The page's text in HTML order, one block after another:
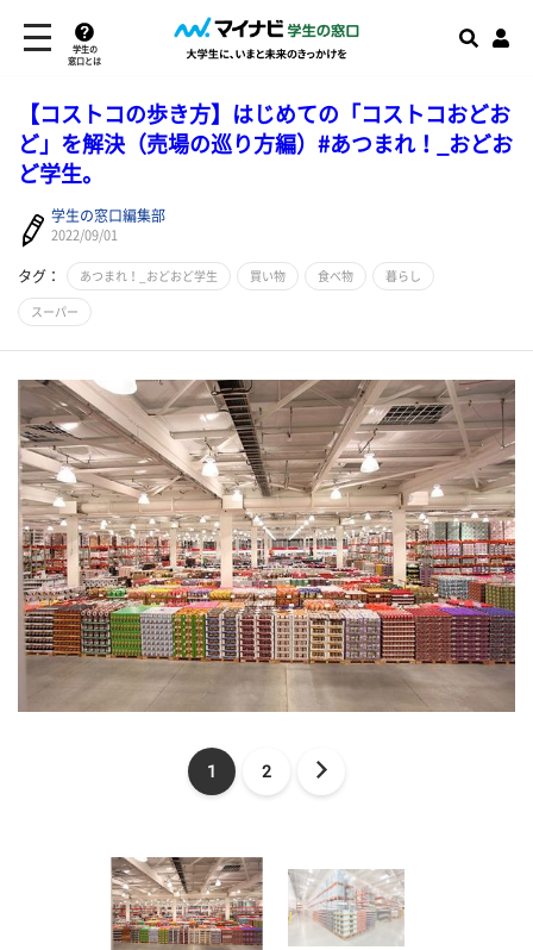
学生の
窓口とは
【コストコの歩き方】はじめての「コストコおどお
ど」を解決（売場の巡り方編）#あつまれ！_おどお
ど学生。
学生の窓口編集部
2022/09/01
タグ： あつまれ！_おどおど学生 買い物 食べ物 暮らし
スーパー
1 2